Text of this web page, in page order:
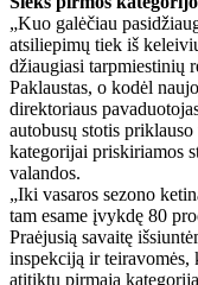
„Kuo galėčiau
atsiliepimų tiek iš
džiaugiasi tarpmiestinių
Paklaustas, o kodėl
direktoriaus
autobusų stotis
kategorijai priskiriamos
valandos.
„Iki vasaros sezono
tam esame įvykdę 80
Praėjusią savaitę
inspekciją ir teiravomės,
atitiktų pirmąją